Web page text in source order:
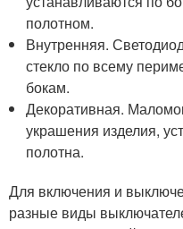
полотном.
Внутренняя.
стекло по всему
бокам.
Декоративная.
украшения изделия,
полотна.
Для включения и
разные виды